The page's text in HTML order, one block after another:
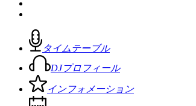
タイムテーブル
DJプロフィール
インフォメーション